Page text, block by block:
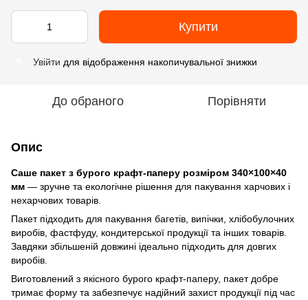
Купити
Увійти для відображення накопичувальної знижки
До обраного Порівняти
Опис
Саше пакет з бурого крафт-паперу розміром 340×100×40
мм — зручне та екологічне рішення для пакування харчових і
нехарчових товарів.
Пакет підходить для пакування багетів, випічки, хлібобулочних
виробів, фастфуду, кондитерської продукції та інших товарів.
Завдяки збільшеній довжині ідеально підходить для довгих
виробів.
Виготовлений з якісного бурого крафт-паперу, пакет добре
тримає форму та забезпечує надійний захист продукції під час